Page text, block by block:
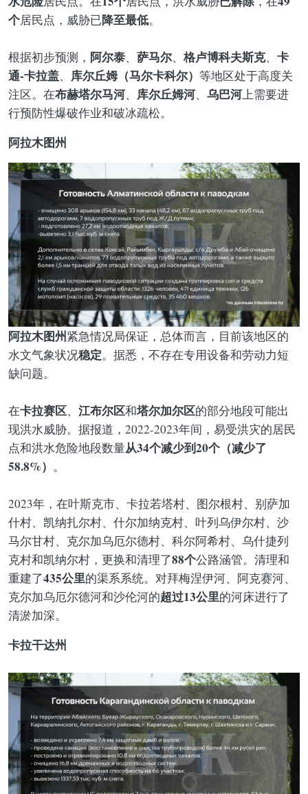
个居民点，威胁已降至最低。
根据初步预测， 阿尔泰、 萨马尔、 格卢博科夫斯克、 卡
通-卡拉盖、 库尔丘姆（马尔卡科尔） 等地区处于高度关
注区。在布赫塔尔马河、 库尔丘姆河、 乌巴河上需要进
行预防性爆破作业和破冰疏松。
阿拉木图州
阿拉木图州紧急情况局保证，总体而言，目前该地区的
水文气象状况稳定。据悉，不存在专用设备和劳动力短
缺问题。
在卡拉赛区、 江布尔区和塔尔加尔区的部分地段可能出
现洪水威胁。据报道，2022-2023年间，易受洪灾的居民
点和洪水危险地段数量从34个减少到20个（减少了
58.8%） 。
2023年，在叶斯克市、卡拉若塔村、图尔根村、别萨加
什村、凯纳扎尔村、什尔加纳克村、叶列乌伊尔村、沙
马尔甘村、克尔加乌厄尔德村、科尔阿希村、乌什捷列
克村和凯纳尔村，更换和清理了88个公路涵管。清理和
重建了435公里的渠系系统。对拜梅涅伊河、阿克赛河、
克尔加乌厄尔德河和沙伦河的超过13公里的河床进行了
清淤加深。
卡拉干达州